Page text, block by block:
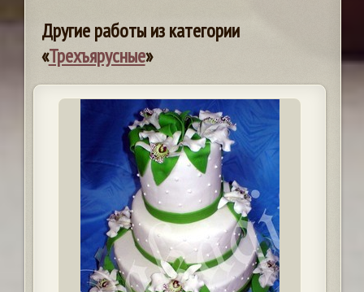
Другие работы из категории
«Трехъярусные»